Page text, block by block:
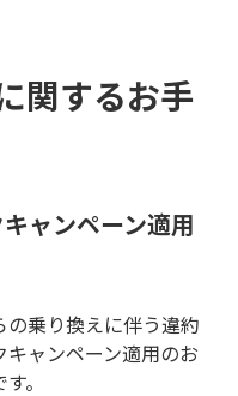
関するお手
ャンペーン適用
乗り換えに伴う違約
ャンペーン適用のお
。